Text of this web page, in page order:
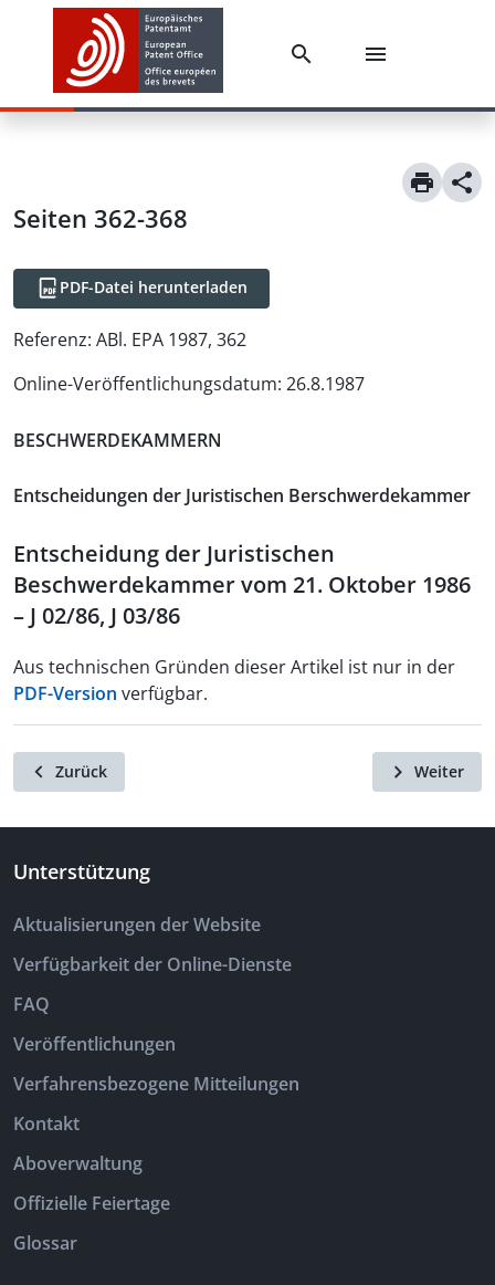
Seiten 362-368
PDF-Datei herunterladen
Referenz: ABl. EPA 1987, 362
Online-Veröffentlichungsdatum: 26.8.1987
BESCHWERDEKAMMERN
Entscheidungen der Juristischen Berschwerdekammer
Entscheidung der Juristischen
Beschwerdekammer vom 21. Oktober 1986
– J 02/86, J 03/86
Aus technischen Gründen dieser Artikel ist nur in der
PDF-Version verfügbar.
Zurück Weiter
Unterstützung
Aktualisierungen der Website
Verfügbarkeit der Online-Dienste
FAQ
Veröffentlichungen
Verfahrensbezogene Mitteilungen
Kontakt
Aboverwaltung
Offizielle Feiertage
Glossar